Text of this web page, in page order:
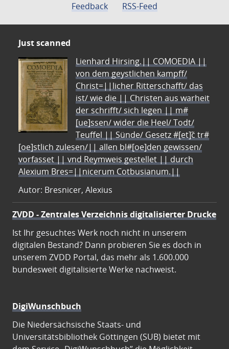
Feedback
RSS-Feed
Just scanned
Lienhard Hirsing.|| COMOEDIA ||
von dem geystlichen kampff/
Christ=||licher Ritterschafft/ das
ist/ wie die || Christen aus warheit
der schrifft/ sich legen || m#
[ue]ssen/ wider die Heel/ Todt/
Teuffel || Sünde/ Gesetz #[et]c̃ tr#
[oe]stlich zulesen/|| allen bl#[oe]den gewissen/
vorfasset || vnd Reymweis gestellet || durch
Alexium Bres=||nicerum Cotbusianum.||
Autor: Bresnicer, Alexius
ZVDD - Zentrales Verzeichnis digitalisierter Drucke
Ist Ihr gesuchtes Werk noch nicht in unserem
digitalen Bestand? Dann probieren Sie es doch in
unserem ZVDD Portal, das mehr als 1.600.000
bundesweit digitalisierte Werke nachweist.
DigiWunschbuch
Die Niedersächsische Staats- und
Universitätsbibliothek Göttingen (SUB) bietet mit